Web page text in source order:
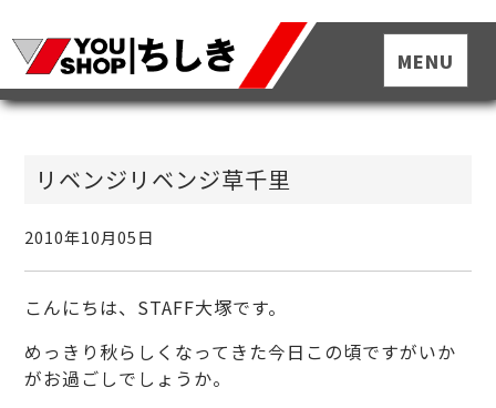
リベンジリベンジ草千里
2010年10月05日
こんにちは、STAFF大塚です。
めっきり秋らしくなってきた今日この頃ですがいか
がお過ごしでしょうか。